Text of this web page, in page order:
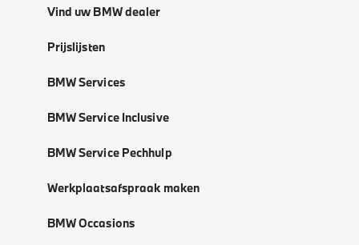
Vind uw BMW dealer
Prijslijsten
BMW Services
BMW Service Inclusive
BMW Service Pechhulp
Werkplaatsafspraak maken
BMW Occasions